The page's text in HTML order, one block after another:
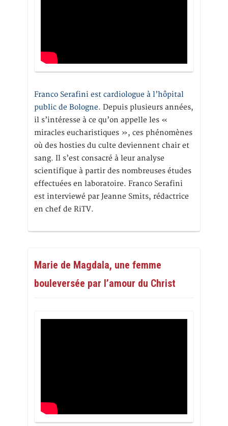
Franco Serafini est cardiologue à l’hôpital
public de Bologne. Depuis plusieurs années,
il s’intéresse à ce qu’on appelle les «
miracles eucharistiques », ces phénomènes
où des hosties du culte deviennent chair et
sang. Il s’est consacré à leur analyse
scientifique à partir des nombreuses études
effectuées en laboratoire. Franco Serafini
est interviewé par Jeanne Smits, rédactrice
en chef de RiTV.
Marie de Magdala, une femme
bouleversée par l’amour du Christ